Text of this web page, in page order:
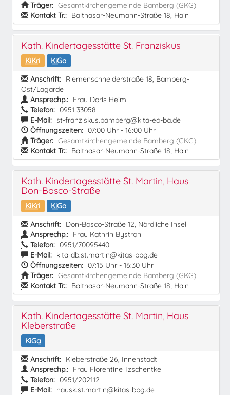
Träger: Gesamtkirchengemeinde Bamberg (GKG)
Kontakt Tr.: Balthasar-Neumann-Straße 18, Hain
Kath. Kindertagesstätte St. Franziskus
KiKri
KiGa
Anschrift: Riemenschneiderstraße 18, Bamberg-
Ost/Lagarde
Ansprechp.: Frau Doris Heim
Telefon: 0951 33058
E-Mail: st-franziskus.bamberg@kita-eo-ba.de
Öffnungszeiten: 07:00 Uhr - 16:00 Uhr
Träger: Gesamtkirchengemeinde Bamberg (GKG)
Kontakt Tr.: Balthasar-Neumann-Straße 18, Hain
Kath. Kindertagesstätte St. Martin, Haus
Don-Bosco-Straße
KiKri
KiGa
Anschrift: Don-Bosco-Straße 12, Nördliche Insel
Ansprechp.: Frau Kathrin Bystron
Telefon: 0951/70095440
E-Mail: kita-db.st.martin@kitas-bbg.de
Öffnungszeiten: 07:15 Uhr - 16:30 Uhr
Träger: Gesamtkirchengemeinde Bamberg (GKG)
Kontakt Tr.: Balthasar-Neumann-Straße 18, Hain
Kath. Kindertagesstätte St. Martin, Haus
Kleberstraße
KiGa
Anschrift: Kleberstraße 26, Innenstadt
Ansprechp.: Frau Florentine Tzschentke
Telefon: 0951/202112
E-Mail: hausk.st.martin@kitas-bbg.de